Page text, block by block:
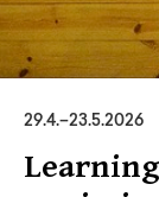
29.4.–23.5.2026